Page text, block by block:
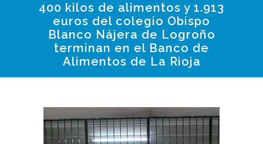
400 kilos de alimentos y 1.913
euros del colegio Obispo
Blanco Nájera de Logroño
terminan en el Banco de
Alimentos de La Rioja